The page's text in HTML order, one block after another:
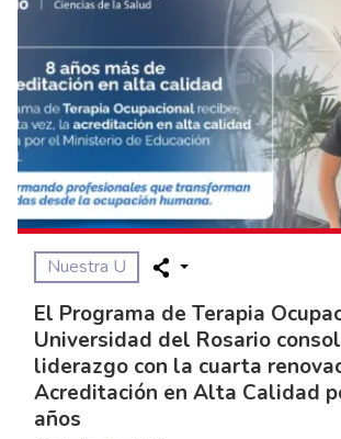
Nuestra U
El Programa de Terapia
Universidad del Rosario
liderazgo con la cuarta
Acreditación en Alta Calidad
años